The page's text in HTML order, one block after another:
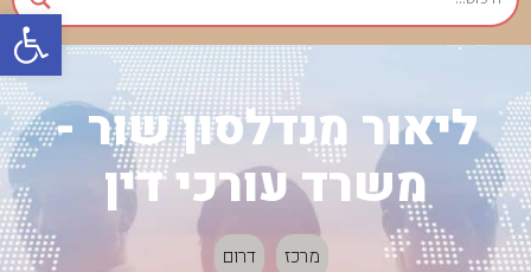
ליאור מנדלסון שור -
משרד עורכי דין
מרכז דרום